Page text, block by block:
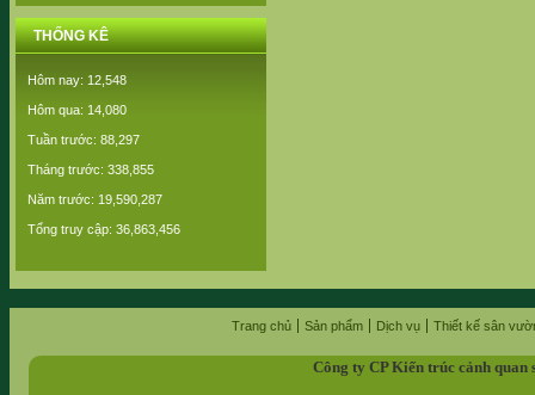
THỐNG KÊ
Hôm nay: 12,548
Hôm qua: 14,080
Tuần trước: 88,297
Tháng trước: 338,855
Năm trước: 19,590,287
Tổng truy cập: 36,863,456
Trang chủ Sản phẩm Dịch vụ Thiết kế sân
Công ty CP Kiến trúc cảnh